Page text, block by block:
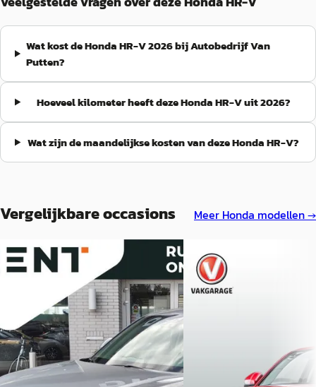
Wat kost de Honda HR-V 2026 bij Autobedrijf Van
Putten?
Hoeveel kilometer heeft deze Honda HR-V uit 2026?
Wat zijn de maandelijkse kosten van deze Honda HR-V?
Vergelijkbare occasions Meer Honda modellen →
Nieuw binnen
C
·2026
1.5 e:HEV Advance
€ 41.465
v.a. € 879/mnd
Honda HR-V
1.5 Full Hybrid Advance